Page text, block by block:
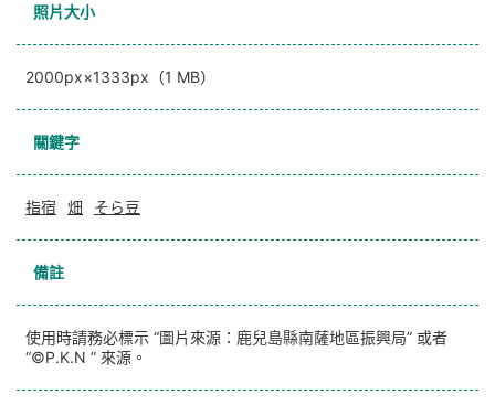
照片大小
2000px×1333px（1 MB）
關鍵字
指宿 畑 そら豆
備註
使用時請務必標示 “圖片來源：鹿兒島縣南薩地區振興局” 或者
“©P.K.N ” 來源。